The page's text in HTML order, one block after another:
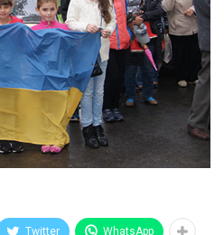
Twitter WhatsApp